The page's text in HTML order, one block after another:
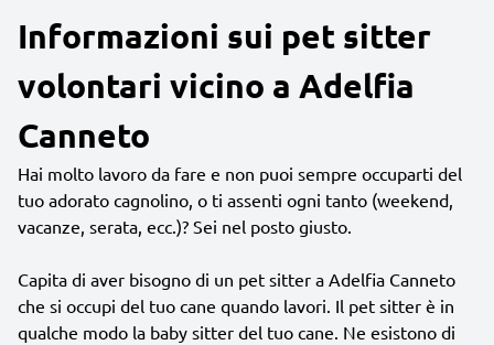
Informazioni sui pet sitter
volontari vicino a Adelfia
Canneto
Hai molto lavoro da fare e non puoi sempre occuparti del
tuo adorato cagnolino, o ti assenti ogni tanto (weekend,
vacanze, serata, ecc.)? Sei nel posto giusto.
Capita di aver bisogno di un pet sitter a Adelfia Canneto
che si occupi del tuo cane quando lavori. Il pet sitter è in
qualche modo la baby sitter del tuo cane. Ne esistono di